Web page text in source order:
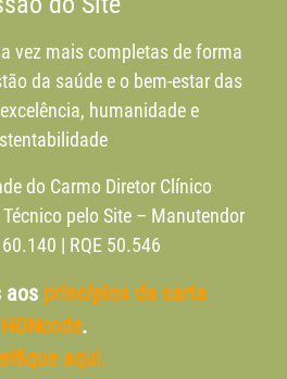
vez mais completas de forma
da saúde e o bem-estar das
humanidade e
do Carmo Diretor Clínico
pelo Site – Manutendor
| RQE 50.546
aos princípios da carta
HONcode.
aqui.